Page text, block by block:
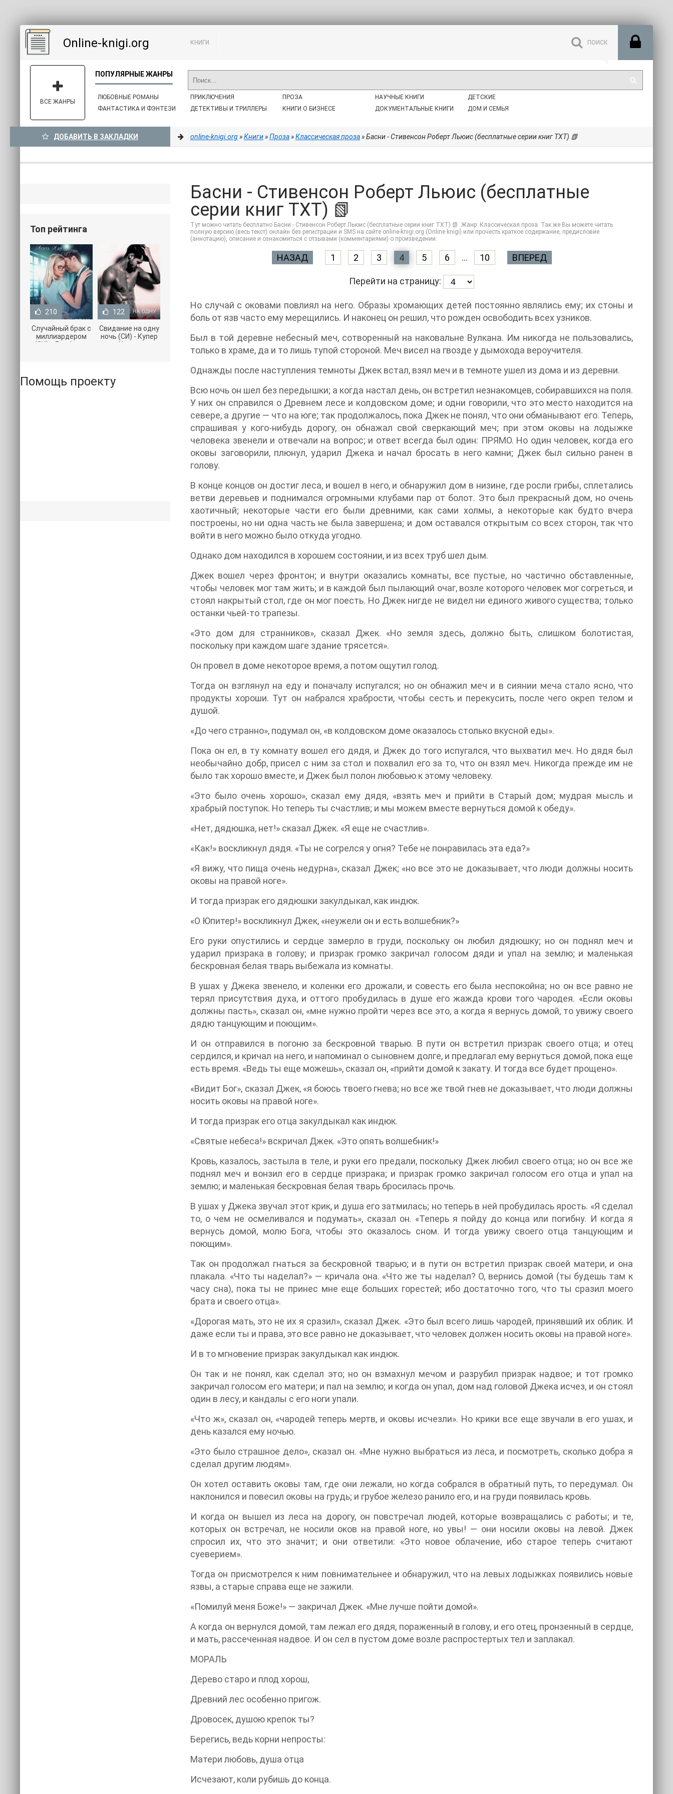
Online-knigi.org КНИГИ
ЛЮБОВНЫЕ РОМАНЫ
ФАНТАСТИКА И ФЭНТЕЗИ
ПРИКЛЮЧЕНИЯ
ДЕТЕКТИВЫ И ТРИЛЛЕРЫ
ПРОЗА
КНИГИ О БИЗНЕСЕ
НАУЧНЫЕ КНИГИ
ДОКУМЕНТАЛЬНЫЕ КНИГИ
ДЕТСКИЕ
ДОМ И СЕМЬЯ
ВСЕ ЖАНРЫ
ДОБАВИТЬ В ЗАКЛАДКИ online-knigi.org»Книги»Проза»Классическая проза» Басни - Стивенсон Роберт Льюис (бесплатные серии книг TXT) 📗
Басни - Стивенсон Роберт Льюис (бесплатные
серии книг TXT) 📗
Тут можно читать бесплатно Басни - Стивенсон Роберт Льюис (бесплатные серии книг TXT) 📗. Жанр: Классическая проза. Так же Вы можете читать
полную версию (весь текст) онлайн без регистрации и SMS на сайте online-knigi.org (Online knigi) или прочесть краткое содержание, предисловие
(аннотацию), описание и ознакомиться с отзывами (комментариями) о произведении.
НАЗАД 1 2 3 4 5 6 ... 10 ВПЕРЕД
Перейти на страницу:
Но случай с оковами повлиял на него. Образы хромающих детей постоянно являлись ему; их стоны и
боль от язв часто ему мерещились. И наконец он решил, что рожден освободить всех узников.
Был в той деревне небесный меч, сотворенный на наковальне Вулкана. Им никогда не пользовались,
только в храме, да и то лишь тупой стороной. Меч висел на гвозде у дымохода вероучителя.
Однажды после наступления темноты Джек встал, взял меч и в темноте ушел из дома и из деревни.
Всю ночь он шел без передышки; а когда настал день, он встретил незнакомцев, собиравшихся на поля.
У них он справился о Древнем лесе и колдовском доме; и одни говорили, что это место находится на
севере, а другие — что на юге; так продолжалось, пока Джек не понял, что они обманывают его. Теперь,
спрашивая у кого-нибудь дорогу, он обнажал свой сверкающий меч; при этом оковы на лодыжке
человека звенели и отвечали на вопрос; и ответ всегда был один: ПРЯМО. Но один человек, когда его
оковы заговорили, плюнул, ударил Джека и начал бросать в него камни; Джек был сильно ранен в
голову.
В конце концов он достиг леса, и вошел в него, и обнаружил дом в низине, где росли грибы, сплетались
ветви деревьев и поднимался огромными клубами пар от болот. Это был прекрасный дом, но очень
хаотичный; некоторые части его были древними, как сами холмы, а некоторые как будто вчера
построены, но ни одна часть не была завершена; и дом оставался открытым со всех сторон, так что
войти в него можно было откуда угодно.
Однако дом находился в хорошем состоянии, и из всех труб шел дым.
Джек вошел через фронтон; и внутри оказались комнаты, все пустые, но частично обставленные,
чтобы человек мог там жить; и в каждой был пылающий очаг, возле которого человек мог согреться, и
стоял накрытый стол, где он мог поесть. Но Джек нигде не видел ни единого живого существа; только
останки чьей-то трапезы.
«Это дом для странников», сказал Джек. «Но земля здесь, должно быть, слишком болотистая,
поскольку при каждом шаге здание трясется».
Он провел в доме некоторое время, а потом ощутил голод.
Тогда он взглянул на еду и поначалу испугался; но он обнажил меч и в сиянии меча стало ясно, что
продукты хороши. Тут он набрался храбрости, чтобы сесть и перекусить, после чего окреп телом и
душой.
«До чего странно», подумал он, «в колдовском доме оказалось столько вкусной еды».
Пока он ел, в ту комнату вошел его дядя, и Джек до того испугался, что выхватил меч. Но дядя был
необычайно добр, присел с ним за стол и похвалил его за то, что он взял меч. Никогда прежде им не
было так хорошо вместе, и Джек был полон любовью к этому человеку.
«Это было очень хорошо», сказал ему дядя, «взять меч и прийти в Старый дом; мудрая мысль и
храбрый поступок. Но теперь ты счастлив; и мы можем вместе вернуться домой к обеду».
«Нет, дядюшка, нет!» сказал Джек. «Я еще не счастлив».
«Как!» воскликнул дядя. «Ты не согрелся у огня? Тебе не понравилась эта еда?»
«Я вижу, что пища очень недурна», сказал Джек; «но все это не доказывает, что люди должны носить
оковы на правой ноге».
И тогда призрак его дядюшки закулдыкал, как индюк.
«О Юпитер!» воскликнул Джек, «неужели он и есть волшебник?»
Его руки опустились и сердце замерло в груди, поскольку он любил дядюшку; но он поднял меч и
ударил призрака в голову; и призрак громко закричал голосом дяди и упал на землю; и маленькая
бескровная белая тварь выбежала из комнаты.
В ушах у Джека звенело, и коленки его дрожали, и совесть его была неспокойна; но он все равно не
терял присутствия духа, и оттого пробудилась в душе его жажда крови того чародея. «Если оковы
должны пасть», сказал он, «мне нужно пройти через все это, а когда я вернусь домой, то увижу своего
дядю танцующим и поющим».
И он отправился в погоню за бескровной тварью. В пути он встретил призрак своего отца; и отец
сердился, и кричал на него, и напоминал о сыновнем долге, и предлагал ему вернуться домой, пока еще
есть время. «Ведь ты еще можешь», сказал он, «прийти домой к закату. И тогда все будет прощено».
«Видит Бог», сказал Джек, «я боюсь твоего гнева; но все же твой гнев не доказывает, что люди должны
носить оковы на правой ноге».
И тогда призрак его отца закулдыкал как индюк.
«Святые небеса!» вскричал Джек. «Это опять волшебник!»
Кровь, казалось, застыла в теле, и руки его предали, поскольку Джек любил своего отца; но он все же
поднял меч и вонзил его в сердце призрака; и призрак громко закричал голосом его отца и упал на
землю; и маленькая бескровная белая тварь бросилась прочь.
В ушах у Джека звучал этот крик, и душа его затмилась; но теперь в ней пробудилась ярость. «Я сделал
то, о чем не осмеливался и подумать», сказал он. «Теперь я пойду до конца или погибну. И когда я
вернусь домой, молю Бога, чтобы это оказалось сном. И тогда увижу своего отца танцующим и
поющим».
Так он продолжал гнаться за бескровной тварью; и в пути он встретил призрак своей матери, и она
плакала. «Что ты наделал?» — кричала она. «Что же ты наделал? О, вернись домой (ты будешь там к
часу сна), пока ты не принес мне еще больших горестей; ибо достаточно того, что ты сразил моего
брата и своего отца».
«Дорогая мать, это не их я сразил», сказал Джек. «Это был всего лишь чародей, принявший их облик. И
даже если ты и права, это все равно не доказывает, что человек должен носить оковы на правой ноге».
И в то мгновение призрак закулдыкал как индюк.
Он так и не понял, как сделал это; но он взмахнул мечом и разрубил призрак надвое; и тот громко
закричал голосом его матери; и пал на землю; и когда он упал, дом над головой Джека исчез, и он стоял
один в лесу, и кандалы с его ноги упали.
«Что ж», сказал он, «чародей теперь мертв, и оковы исчезли». Но крики все еще звучали в его ушах, и
день казался ему ночью.
«Это было страшное дело», сказал он. «Мне нужно выбраться из леса, и посмотреть, сколько добра я
сделал другим людям».
Он хотел оставить оковы там, где они лежали, но когда собрался в обратный путь, то передумал. Он
наклонился и повесил оковы на грудь; и грубое железо ранило его, и на груди появилась кровь.
И когда он вышел из леса на дорогу, он повстречал людей, которые возвращались с работы; и те,
которых он встречал, не носили оков на правой ноге, но увы! — они носили оковы на левой. Джек
спросил их, что это значит; и они ответили: «Это новое облачение, ибо старое теперь считают
суеверием».
Тогда он присмотрелся к ним повнимательнее и обнаружил, что на левых лодыжках появились новые
язвы, а старые справа еще не зажили.
«Помилуй меня Боже!» — закричал Джек. «Мне лучше пойти домой».
А когда он вернулся домой, там лежал его дядя, пораженный в голову, и его отец, пронзенный в сердце,
и мать, рассеченная надвое. И он сел в пустом доме возле распростертых тел и заплакал.
МОРАЛЬ
Дерево старо и плод хорош,
Древний лес особенно пригож.
Дровосек, душою крепок ты?
Берегись, ведь корни непросты:
Матери любовь, душа отца
Исчезают, коли рубишь до конца.
Топ рейтинга
210
Случайный брак с
миллиардером
(СИ) - Лав Агата
122
Свидание на одну
ночь (СИ) - Купер
Хелен
Помощь проекту